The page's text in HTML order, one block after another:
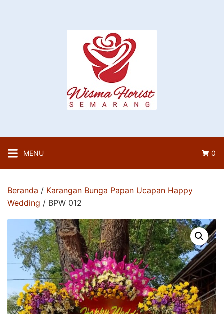
MENU 0
Beranda / Karangan Bunga Papan Ucapan Happy
Wedding / BPW 012